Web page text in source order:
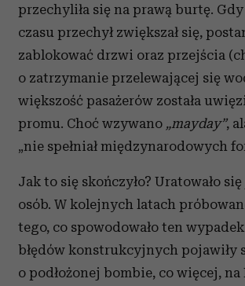
przechyliła się na prawą burtę.
czasu przechył zwiększał się,
zablokować drzwi oraz przejścia
o zatrzymanie przelewającej się
większość pasażerów została
promu. Choć wzywano „mayday”,
„nie spełniał międzynarodowych
Jak to się skończyło? Uratowało
osób. W kolejnych latach
tego, co spowodowało ten
błędów konstrukcyjnych pojawiły
o podłożonej bombie, co więcej, na